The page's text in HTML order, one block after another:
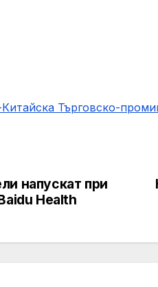
Търговско-
напускат при
Health